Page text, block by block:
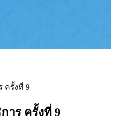
ครั้งที่ 9
าร ครั้งที่ 9